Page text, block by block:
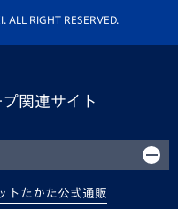
RIGHT RESERVED.
関連サイト
トたかた公式通販